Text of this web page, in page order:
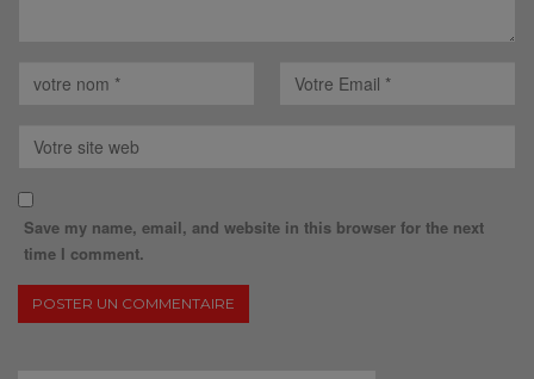
Save my name, email, and website in this browser for the next
time I comment.